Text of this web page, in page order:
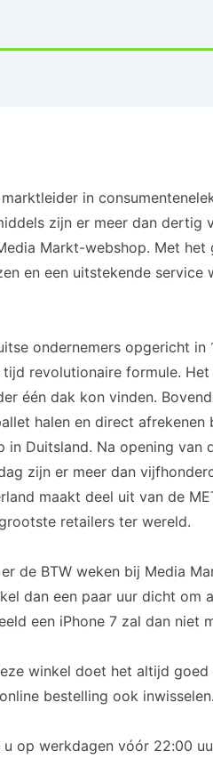
in
zijn er meer dan dertig
Markt-webshop. Met
en een uitstekende
ondernemers opgericht
revolutionaire formule.
één dak kon vinden.
halen en direct
Duitsland. Na opening
zijn er meer dan
maakt deel uit van de
retailers ter wereld.
de BTW weken bij Media
dan een paar uur dicht
een iPhone 7 zal dan niet
winkel doet het altijd
bestelling ook inwisselen.
op werkdagen vóór 22:00